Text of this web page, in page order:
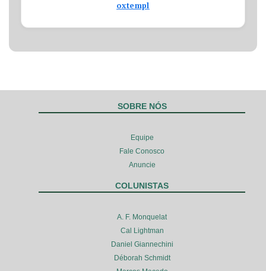
oxtempl
SOBRE NÓS
Equipe
Fale Conosco
Anuncie
COLUNISTAS
A. F. Monquelat
Cal Lightman
Daniel Giannechini
Déborah Schmidt